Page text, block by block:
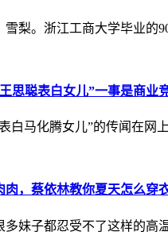
梨。浙江工商大学毕业的
思聪表白女儿”一事是商业
白马化腾女儿”的传闻在网
，蔡依林教你夏天怎么穿
妹子都忍受不了这样的高